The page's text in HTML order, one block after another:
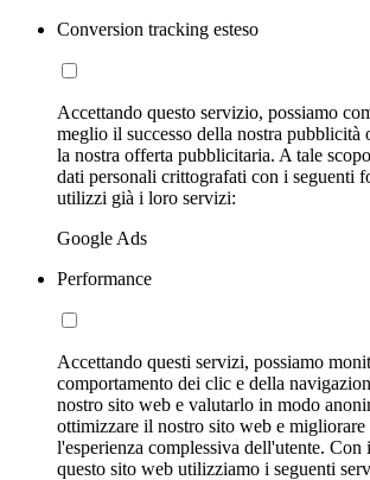
Conversion tracking esteso
Accettando questo servizio, possiamo
meglio il successo della nostra pubblicità
la nostra offerta pubblicitaria. A tale
dati personali crittografati con i seguenti
utilizzi già i loro servizi:
Google Ads
Performance
Accettando questi servizi, possiamo
comportamento dei clic e della
nostro sito web e valutarlo in modo
ottimizzare il nostro sito web e migliorare
l'esperienza complessiva dell'utente. Con
questo sito web utilizziamo i seguenti